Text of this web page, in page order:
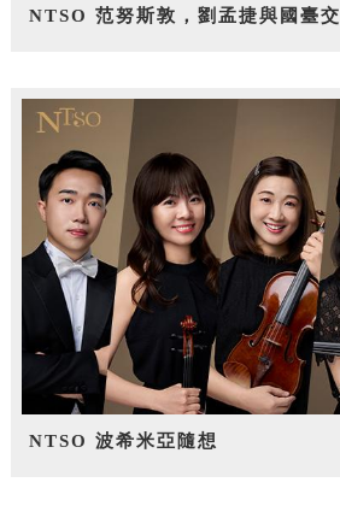
NTSO 范努斯敦，劉孟捷與國臺交
NTSO 波希米亞隨想